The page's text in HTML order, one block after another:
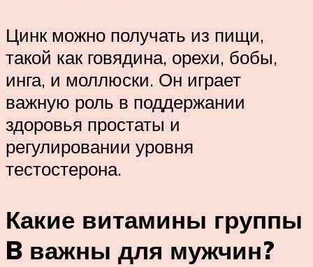
Цинк можно получать из пищи,
такой как говядина, орехи, бобы,
инга, и моллюски. Он играет
важную роль в поддержании
здоровья простаты и
регулировании уровня
тестостерона.
Какие витамины группы
B важны для мужчин?